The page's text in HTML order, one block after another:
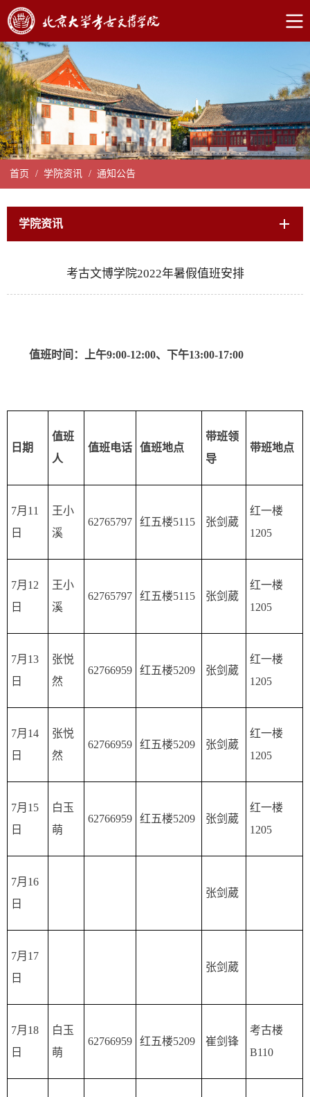
首页 / 学院资讯 / 通知公告
学院资讯
考古文博学院2022年暑假值班安排
值班时间：上午9:00-12:00、下午13:00-17:00
日期
值班
人
值班电话 值班地点
带班领
导
带班地点
7月11
日
王小
溪
62765797 红五楼5115 张剑葳
红一楼
1205
7月12
日
王小
溪
62765797 红五楼5115 张剑葳
红一楼
1205
7月13
日
张悦
然
62766959 红五楼5209 张剑葳
红一楼
1205
7月14
日
张悦
然
62766959 红五楼5209 张剑葳
红一楼
1205
7月15
日
白玉
萌
62766959 红五楼5209 张剑葳
红一楼
1205
7月16
日
张剑葳
7月17
日
张剑葳
7月18
日
白玉
萌
62766959 红五楼5209 崔剑锋
考古楼
B110